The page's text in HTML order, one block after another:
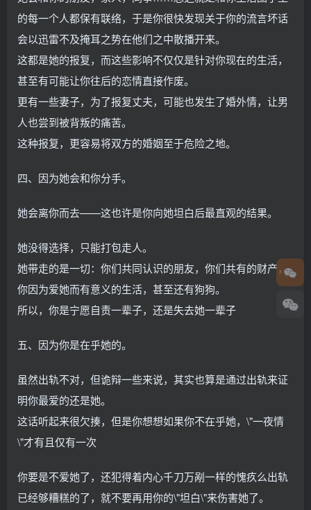
的每一个人都保有联络，于是你很快发现关于你的流言坏话
会以迅雷不及掩耳之势在他们之中散播开来。
这都是她的报复，而这些影响不仅仅是针对你现在的生活，
甚至有可能让你往后的恋情直接作废。
更有一些妻子，为了报复丈夫，可能也发生了婚外情，让男
人也尝到被背叛的痛苦。
这种报复，更容易将双方的婚姻至于危险之地。
四、因为她会和你分手。
她会离你而去——这也许是你向她坦白后最直观的结果。
她没得选择，只能打包走人。
她带走的是一切：你们共同认识的朋友，你们共有的财产，
你因为爱她而有意义的生活，甚至还有狗狗。
所以，你是宁愿自责一辈子，还是失去她一辈子
五、因为你是在乎她的。
虽然出轨不对，但诡辩一些来说，其实也算是通过出轨来证
明你最爱的还是她。
这话听起来很欠揍，但是你想想如果你不在乎她，\"一夜情
\"才有且仅有一次
你要是不爱她了，还犯得着内心千刀万剐一样的愧疚么出轨
已经够糟糕的了，就不要再用你的\"坦白\"来伤害她了。